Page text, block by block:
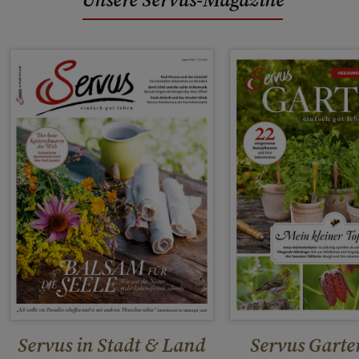
Servus in Stadt & Land
Servus